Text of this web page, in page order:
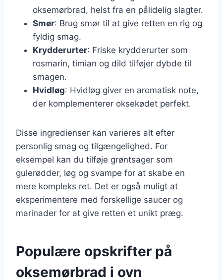
oksemørbrad, helst fra en pålidelig slagter.
Smør: Brug smør til at give retten en rig og
fyldig smag.
Krydderurter: Friske krydderurter som
rosmarin, timian og dild tilføjer dybde til
smagen.
Hvidløg: Hvidløg giver en aromatisk note,
der komplementerer oksekødet perfekt.
Disse ingredienser kan varieres alt efter
personlig smag og tilgængelighed. For
eksempel kan du tilføje grøntsager som
gulerødder, løg og svampe for at skabe en
mere kompleks ret. Det er også muligt at
eksperimentere med forskellige saucer og
marinader for at give retten et unikt præg.
Populære opskrifter på
oksemørbrad i ovn